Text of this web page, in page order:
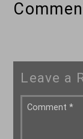
Leave a